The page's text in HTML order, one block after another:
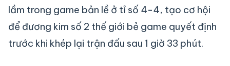
lầm trong game bản lề ở tỉ số 4-4, tạo cơ hội
để đương kim số 2 thế giới bẻ game quyết định
trước khi khép lại trận đấu sau 1 giờ 33 phút.